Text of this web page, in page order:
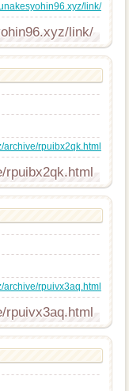
link/
link/
rpuibx2qk.html
rpuibx2qk.html
rpuivx3aq.html
rpuivx3aq.html